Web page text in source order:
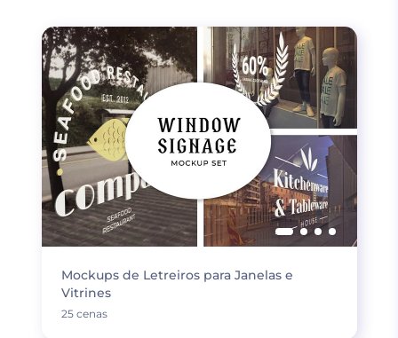
Mockups de Letreiros para Janelas e
Vitrines
25 cenas